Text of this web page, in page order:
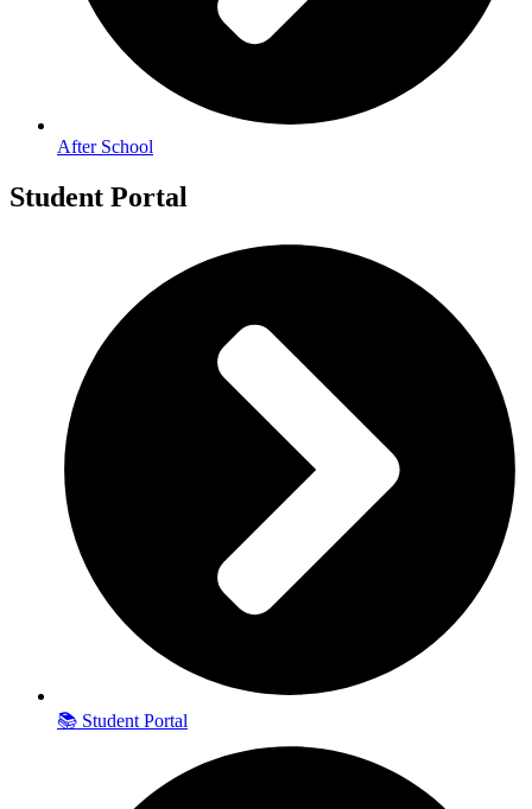
After School
Student Portal
📚 Student Portal